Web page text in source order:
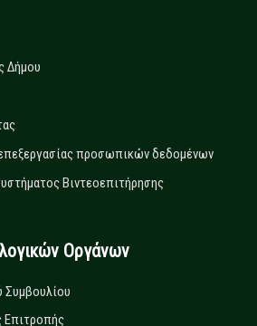
Δήμου
προσωπικών δεδομένων
Βιντεοεπιτήρησης
Οργάνων
Συμβουλίου
Επιτροπής